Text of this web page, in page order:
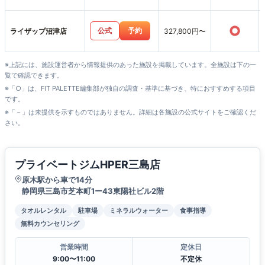
ライザップ沼津店 公式 予約 327,800円〜 ○
※上記には、施設運営者から情報提供のあった施設を掲載しています。全施設は下の一
覧で確認できます。
※「○」は、FIT PALETTE編集部が独自の調査・基準に基づき、特におすすめする項目
です。
※「－」は未提供を示すものではありません。詳細は各施設の公式サイトをご確認くだ
さい。
プライベートジムHPER三島店
原木駅から車で14分
静岡県三島市芝本町1ー43東陽社ビル2階
タオルレンタル 駐車場 ミネラルウォーター
食事指導
無料カウンセリング
営業時間
9:00〜11:00
定休日
不定休